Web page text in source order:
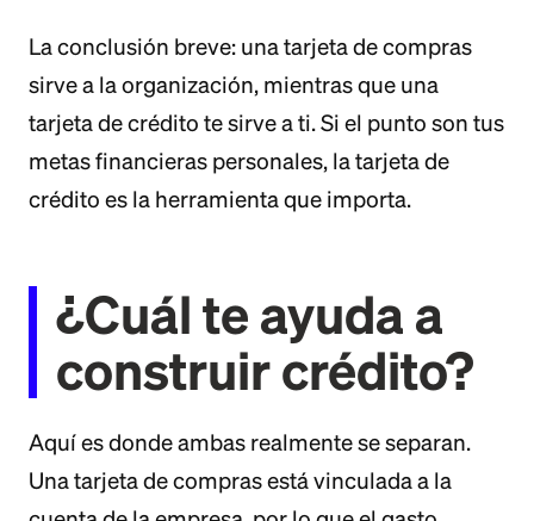
La conclusión breve: una tarjeta de compras
sirve a la organización, mientras que una
tarjeta de crédito te sirve a ti. Si el punto son tus
metas financieras personales, la tarjeta de
crédito es la herramienta que importa.
¿Cuál te ayuda a
construir crédito?
Aquí es donde ambas realmente se separan.
Una tarjeta de compras está vinculada a la